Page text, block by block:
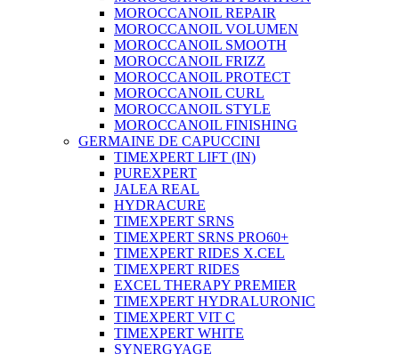
MOROCCANOIL REPAIR
MOROCCANOIL VOLUMEN
MOROCCANOIL SMOOTH
MOROCCANOIL FRIZZ
MOROCCANOIL PROTECT
MOROCCANOIL CURL
MOROCCANOIL STYLE
MOROCCANOIL FINISHING
GERMAINE DE CAPUCCINI
TIMEXPERT LIFT (IN)
PUREXPERT
JALEA REAL
HYDRACURE
TIMEXPERT SRNS
TIMEXPERT SRNS PRO60+
TIMEXPERT RIDES X.CEL
TIMEXPERT RIDES
EXCEL THERAPY PREMIER
TIMEXPERT HYDRALURONIC
TIMEXPERT VIT C
TIMEXPERT WHITE
SYNERGYAGE